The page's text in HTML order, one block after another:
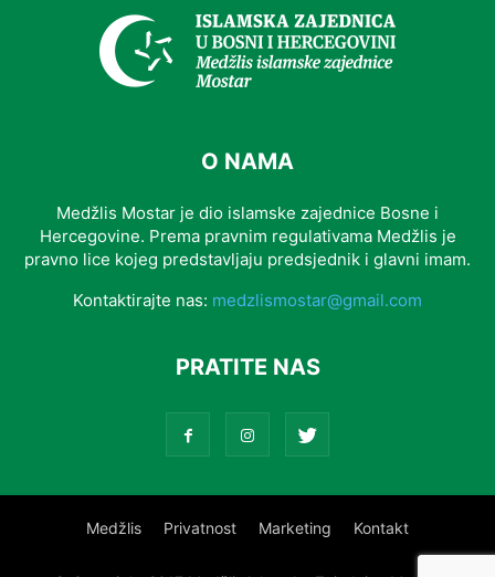
O NAMA
Medžlis Mostar je dio islamske zajednice Bosne i
Hercegovine. Prema pravnim regulativama Medžlis je
pravno lice kojeg predstavljaju predsjednik i glavni imam.
Kontaktirajte nas: medzlismostar@gmail.com
PRATITE NAS
Medžlis Privatnost Marketing Kontakt